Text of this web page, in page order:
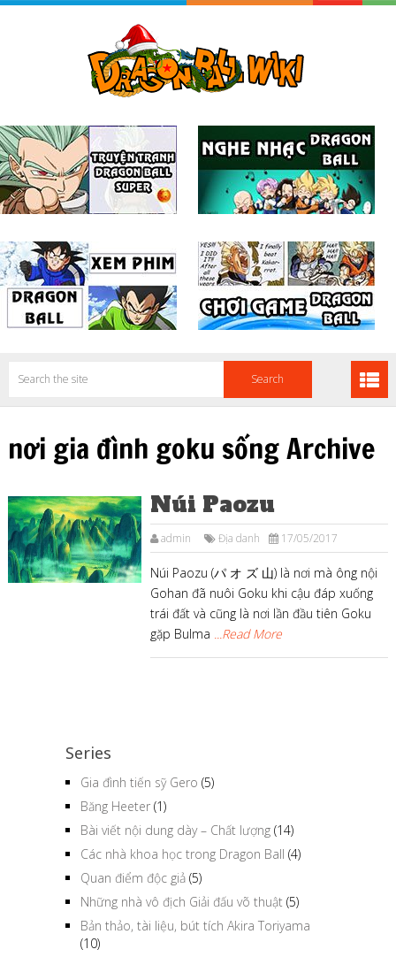
nơi gia đình goku sống Archive
Núi Paozu
admin Địa danh 17/05/2017
Núi Paozu (パ オ ズ 山) là nơi mà ông nội
Gohan đã nuôi Goku khi cậu đáp xuống
trái đất và cũng là nơi lần đầu tiên Goku
gặp Bulma ...Read More
Series
Gia đình tiến sỹ Gero (5)
Băng Heeter (1)
Bài viết nội dung dày – Chất lượng (14)
Các nhà khoa học trong Dragon Ball (4)
Quan điểm độc giả (5)
Những nhà vô địch Giải đấu võ thuật (5)
Bản thảo, tài liệu, bút tích Akira Toriyama
(10)